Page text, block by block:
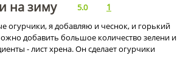
на зиму 5.0 1
огурчики, я добавляю и чеснок, и горький
добавить большое количество зелени и
- лист хрена. Он сделает огурчики